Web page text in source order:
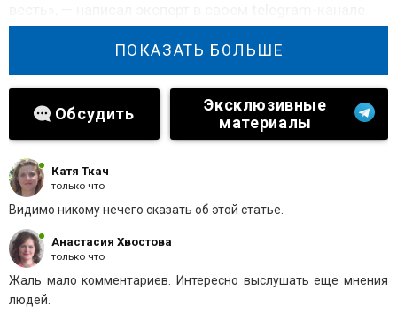
Также Сатановский обратил внимание на ряд
президент, констатировав тот факт, что со здоровьем
у 78-летнего политика уже не все ладно.
ПОКАЗАТЬ БОЛЬШЕ
Обсудить
Эксклюзивные
материалы
Анастасия Хвостова
только что
Жаль мало комментариев. Интересно выслушать еще мнения
людей.
Катя Ткач
только что
Видимо никому нечего сказать об этой статье.